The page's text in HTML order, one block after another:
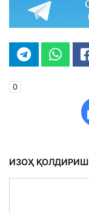
0
ИЗОҲ ҚОЛДИРИШ